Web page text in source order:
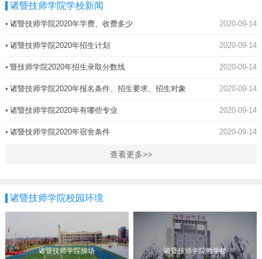
诸暨技师学院学校新闻
• 诸暨技师学院2020年学费、收费多少 2020-09-14
• 诸暨技师学院2020年招生计划 2020-09-14
• 暨技师学院2020年招生录取分数线 2020-09-14
• 诸暨技师学院2020年报名条件、招生要求、招生对象 2020-09-14
• 诸暨技师学院2020年有哪些专业 2020-09-14
• 诸暨技师学院2020年宿舍条件 2020-09-14
查看更多>>
诸暨技师学院校园环境
诸暨技师学院操场 诸暨技师学院教学楼